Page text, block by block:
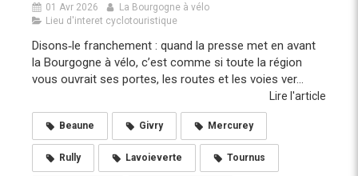
01 Avr 2026
La Bourgogne à vélo
Lieu d'interet cyclotouristique
Disons‑le franchement : quand la presse met en avant
la Bourgogne à vélo, c’est comme si toute la région
vous ouvrait ses portes, les routes et les voies ver...
Lire l'article
Beaune Givry Mercurey
Rully Lavoieverte Tournus